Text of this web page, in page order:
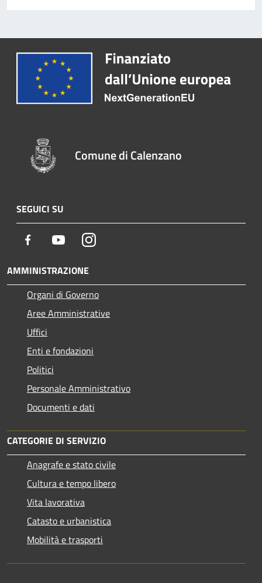
Comune di Calenzano
SEGUICI SU
Facebook YoutubeInstagram
AMMINISTRAZIONE
Organi di Governo
Aree Amministrative
Uffici
Enti e fondazioni
Politici
Personale Amministrativo
Documenti e dati
CATEGORIE DI SERVIZIO
Anagrafe e stato civile
Cultura e tempo libero
Vita lavorativa
Catasto e urbanistica
Mobilità e trasporti